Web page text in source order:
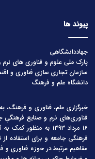
پیوند ها
جهاددانشگاهی
پارک ملی علوم و فناوری های
سازمان تجاری سازی فناوری و
دانشگاه علم و فرهنگ
خبرگزاری علم، فناوری و فرهنگ،
فناوری‌های نرم و صنایع فرهنگیِ
۱۶ مرداد ۱۳۹۳ به
فرهنگی جامعه و برای استفاده
مفاهیم مرتبط در حوزه فناوری